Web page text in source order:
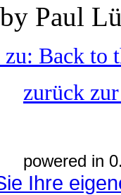
Paul
Back to
zurück
powered in
Ihre